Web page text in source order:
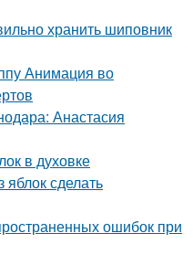
хранить шиповник
Анимация во
Анастасия
в духовке
сделать
ошибок при